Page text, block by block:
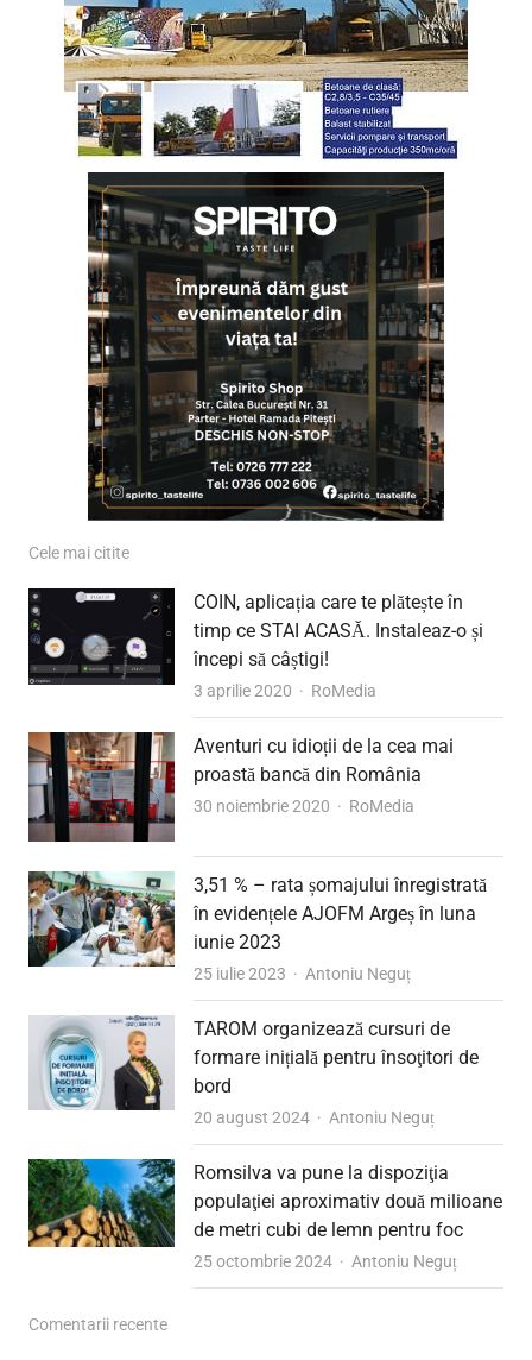
Cele mai citite
COIN, aplicația care te plătește în
timp ce STAI ACASĂ. Instaleaz-o și
începi să câștigi!
3 aprilie 2020 Author
RoMedia
Aventuri cu idioții de la cea mai
proastă bancă din România
30 noiembrie 2020 Author
RoMedia
3,51 % – rata șomajului înregistrată
în evidențele AJOFM Argeș în luna
iunie 2023
25 iulie 2023 Author
Antoniu Neguț
TAROM organizează cursuri de
formare inițială pentru însoţitori de
bord
20 august 2024 Author
Antoniu Neguț
Romsilva va pune la dispoziţia
populaţiei aproximativ două milioane
de metri cubi de lemn pentru foc
25 octombrie 2024 Author
Antoniu Neguț
Comentarii recente